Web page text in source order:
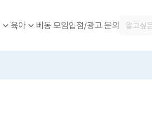
육아 베동 모임입점/광고 문의